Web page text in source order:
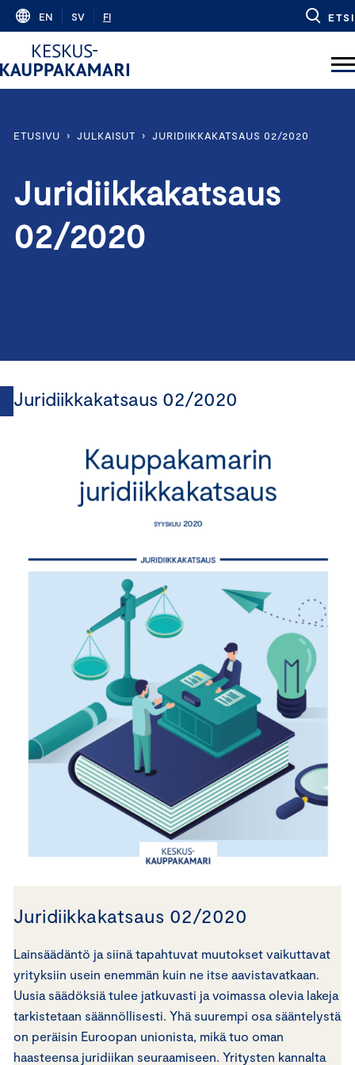
Skip
content
EN SV FI ETSI
ETUSIVU › JULKAISUT › JURIDIIKKAKATSAUS 02/2020
Juridiikkakatsaus
02/2020
Juridiikkakatsaus 02/2020
Juridiikkakatsaus 02/2020
Lainsäädäntö ja siinä tapahtuvat muutokset vaikuttavat
yrityksiin usein enemmän kuin ne itse aavistavatkaan.
Uusia säädöksiä tulee jatkuvasti ja voimassa olevia lakeja
tarkistetaan säännöllisesti. Yhä suurempi osa sääntelystä
on peräisin Euroopan unionista, mikä tuo oman
haasteensa juridiikan seuraamiseen. Yritysten kannalta